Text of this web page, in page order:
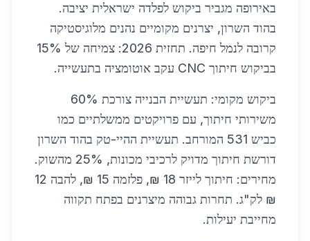
באירופה מגביר ביקוש לפלדה ישראלית יציבה.
בהוד השרון, יצרנים מקומיים נהנים מלוגיסטיקה
קרובה לנמל חיפה. תחזית 2026: צמיחה של 15%
בביקוש חיתוך CNC עקב אוטומציה בתעשייה.
ביקוש מקומי: תעשיית הבנייה צורכת 60%
משירותי חיתוך, עם פרויקטים ממשלתיים כמו
כביש 531 המורחב. תעשיית ההיי-טק בהוד השרון
דורשת חיתוך מדויק לרכיבי מכונות, 25% מהשוק.
מחירים: חיתוך לייזר 18 ₪, פלזמה 15 ₪, להבה 12
₪ לק"ג. תחרות גבוהה מיצרנים בפתח תקווה
מחייבת יעילות.